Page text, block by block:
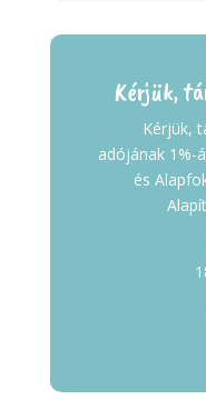
Kérjük,
Kérjük,
adójának 1%-
és